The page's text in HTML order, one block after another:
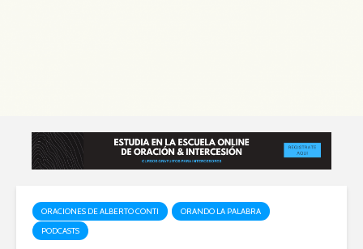
ORACIONES DE ALBERTO CONTI
ORANDO LA PALABRA
PODCASTS